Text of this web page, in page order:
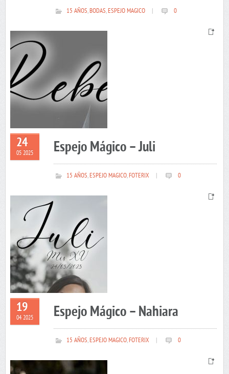
15 AÑOS,BODAS,ESPEJO MAGICO 0
24
05 2025 Espejo Mágico – Juli
15 AÑOS,ESPEJO MAGICO,FOTERIX 0
19
04 2025 Espejo Mágico – Nahiara
15 AÑOS,ESPEJO MAGICO,FOTERIX 0